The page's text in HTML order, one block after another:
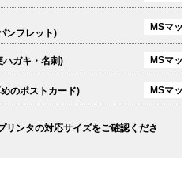
ンフレット)
MSマッ
ガキ・名刺) MSマッ
のポストカード) MSマッ
ンタの対応サイズをご確認くださ